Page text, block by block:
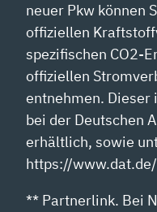
neuer Pkw können
offiziellen
spezifischen CO2-
offiziellen
entnehmen. Dieser
bei der Deutschen
erhältlich, sowie
https://
** Partnerlink. Bei